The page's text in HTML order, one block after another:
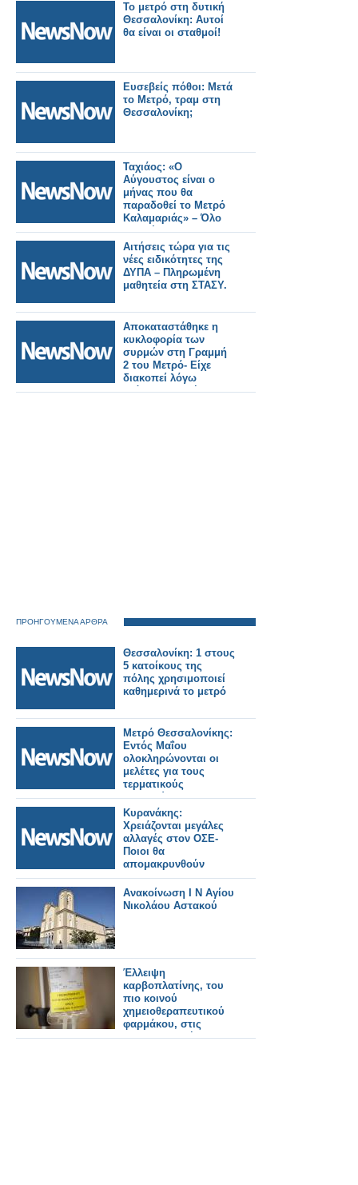
Το μετρό στη δυτική
Θεσσαλονίκη: Αυτοί
θα είναι οι σταθμοί!
Ευσεβείς πόθοι: Μετά
το Μετρό, τραμ στη
Θεσσαλονίκη;
Ταχιάος: «Ο
Αύγουστος είναι ο
μήνας που θα
παραδοθεί το Μετρό
Καλαμαριάς» – Όλο
το σχέδιο για τις
επεκτάσεις στη
δυτική Θεσσαλονίκη.
Αιτήσεις τώρα για τις
νέες ειδικότητες της
ΔΥΠΑ – Πληρωμένη
μαθητεία στη ΣΤΑΣΥ.
Αποκαταστάθηκε η
κυκλοφορία των
συρμών στη Γραμμή
2 του Μετρό- Είχε
διακοπεί λόγω
ατόμου στη σήραγγα.
ΠΡΟΗΓΟΥΜΕΝΑ ΑΡΘΡΑ
Θεσσαλονίκη: 1 στους
5 κατοίκους της
πόλης χρησιμοποιεί
καθημερινά το μετρό
Μετρό Θεσσαλονίκης:
Εντός Μαΐου
ολοκληρώνονται οι
μελέτες για τους
τερματικούς
σταθμούς
Κυρανάκης:
Χρειάζονται μεγάλες
αλλαγές στον ΟΣΕ-
Ποιοι θα
απομακρυνθούν
Ανακοίνωση Ι Ν Αγίου
Νικολάου Αστακού
Έλλειψη
καρβοπλατίνης, του
πιο κοινού
χημειοθεραπευτικού
φαρμάκου, στις
φαρμακαποθήκες της